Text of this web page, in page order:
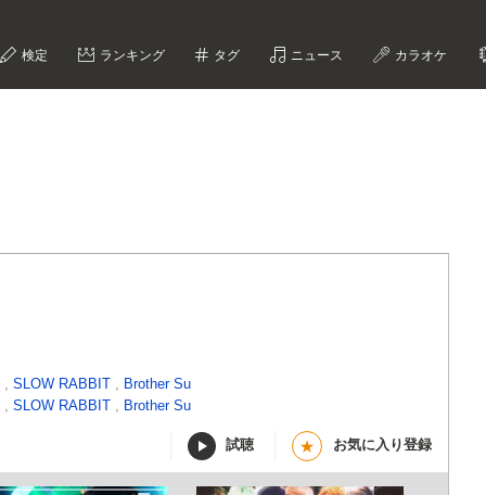
検定 ランキング タグ ニュース カラオケ
, SLOW RABBIT , Brother Su
, SLOW RABBIT , Brother Su
試聴 ★ お気に入り登録